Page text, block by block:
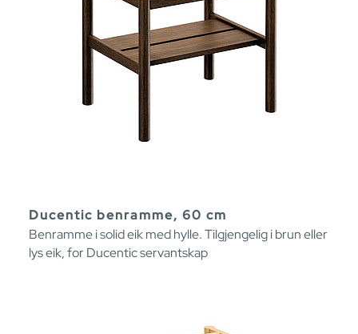
Ducentic benramme, 60 cm
Benramme i solid eik med hylle. Tilgjengelig i brun eller
lys eik, for Ducentic servantskap